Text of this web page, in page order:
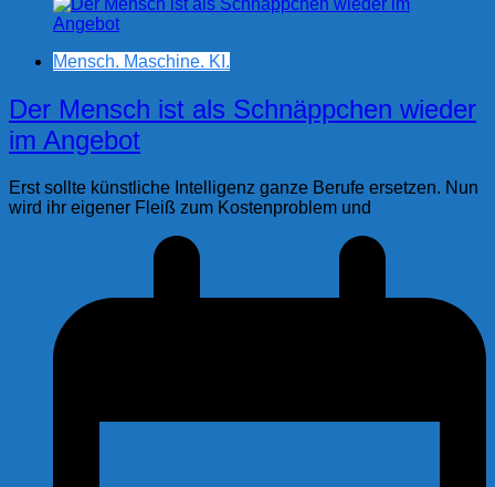
Mensch. Maschine. KI.
Der Mensch ist als Schnäppchen wieder
im Angebot
Erst sollte künstliche Intelligenz ganze Berufe ersetzen. Nun
wird ihr eigener Fleiß zum Kostenproblem und